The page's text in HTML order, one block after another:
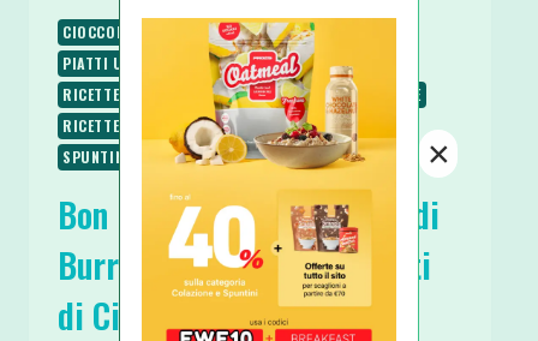
CIOCCOLATO COLAZIONE
PIATTI FREDDI
PIATTI UNICI
RICETTE
RICETTE DOLCI
RICETTE SENZA COTTURA
RICETTE SENZA GLUTINE
RICETTE VEGANE
RICETTE VEGETARIANE
SPUNTINI E SNACKS
Bon Bon di Banana ripieni di
Burro d’Arachidi e ricoperti
di Cioccolato
×